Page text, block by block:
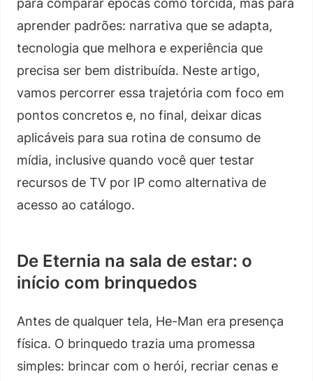
para comparar épocas como torcida, mas para
aprender padrões: narrativa que se adapta,
tecnologia que melhora e experiência que
precisa ser bem distribuída. Neste artigo,
vamos percorrer essa trajetória com foco em
pontos concretos e, no final, deixar dicas
aplicáveis para sua rotina de consumo de
mídia, inclusive quando você quer testar
recursos de TV por IP como alternativa de
acesso ao catálogo.
De Eternia na sala de estar: o
início com brinquedos
Antes de qualquer tela, He-Man era presença
física. O brinquedo trazia uma promessa
simples: brincar com o herói, recriar cenas e